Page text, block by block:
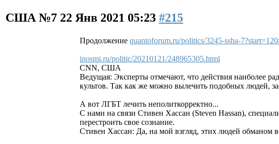
США №7 22 Янв 2021 05:23 #215
Продолжение quantoforum.ru/politics/3245-ssha-
inosmi.ru/politic/20210121/248965305.html
CNN, США
Ведущая: Эксперты отмечают, что действия наиболее
культов. Так как же можно вылечить подобных людей,
А вот ЛГБТ лечить неполиткорректно...
С нами на связи Стивен Хассан (Steven Hassan),
перестроить свое сознание.
Стивен Хассан: Да, на мой взгляд, этих людей обманом